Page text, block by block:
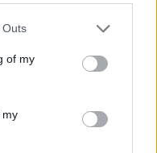
Outs
of my
my
καντράν σε
και τυρκουάζ
ότι θα είναι
της Rolex, όλα
διαθέσιμα και